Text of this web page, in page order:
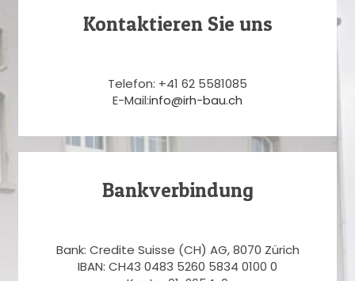
Kontaktieren Sie uns
Telefon: +41 62 5581085
E-Mail:info@irh-bau.ch
Bankverbindung
Bank: Credite Suisse (CH) AG, 8070 Zürich
IBAN: CH43 0483 5260 5834 0100 0